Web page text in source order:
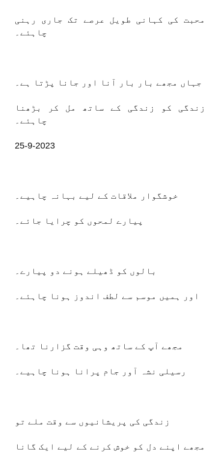
محبت کی کہانی طویل عرصے تک جاری رہنی
چاہئے۔
جہاں مجھے بار بار آنا اور جانا پڑتا ہے۔
زندگی کو زندگی کے ساتھ مل کر بڑھنا
چاہئے۔
25-9-2023
خوشگوار ملاقات کے لیے بہانہ چاہیے۔
پیارے لمحوں کو چرایا جائے۔
بالوں کو ڈھیلے ہونے دو پیارے۔
اور ہمیں موسم سے لطف اندوز ہونا چاہئے۔
مجھے آپ کے ساتھ وہی وقت گزارنا تھا۔
رسیلی نشہ آور جام پرانا ہونا چاہیے۔
زندگی کی پریشانیوں سے وقت ملے تو
مجھے اپنے دل کو خوش کرنے کے لیے ایک گانا